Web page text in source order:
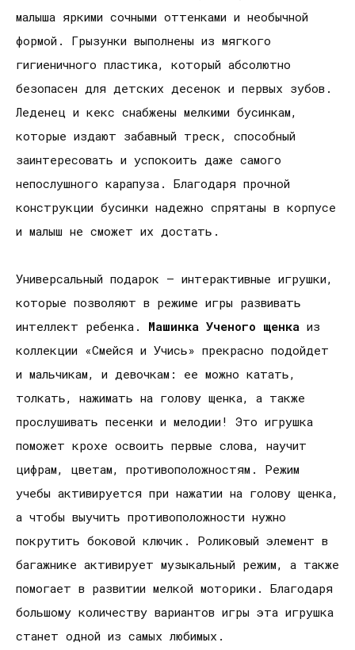
малыша яркими сочными оттенками и необычной
формой. Грызунки выполнены из мягкого
гигиеничного пластика, который абсолютно
безопасен для детских десенок и первых зубов.
Леденец и кекс снабжены мелкими бусинкам,
которые издают забавный треск, способный
заинтересовать и успокоить даже самого
непослушного карапуза. Благодаря прочной
конструкции бусинки надежно спрятаны в корпусе
и малыш не сможет их достать.
Универсальный подарок – интерактивные игрушки,
которые позволяют в режиме игры развивать
интеллект ребенка. Машинка Ученого щенка из
коллекции «Смейся и Учись» прекрасно подойдет
и мальчикам, и девочкам: ее можно катать,
толкать, нажимать на голову щенка, а также
прослушивать песенки и мелодии! Это игрушка
поможет крохе освоить первые слова, научит
цифрам, цветам, противоположностям. Режим
учебы активируется при нажатии на голову щенка,
а чтобы выучить противоположности нужно
покрутить боковой ключик. Роликовый элемент в
багажнике активирует музыкальный режим, а также
помогает в развитии мелкой моторики. Благодаря
большому количеству вариантов игры эта игрушка
станет одной из самых любимых.